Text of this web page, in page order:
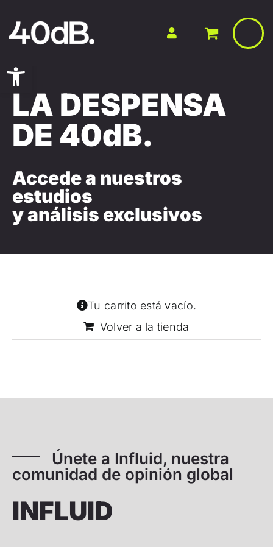
Abrir barra de herramientas
contenido
LA DESPENSA
DE 40dB.
Accede a nuestros
estudios
y análisis exclusivos
Tu carrito está vacío.
Volver a la tienda
Únete a Influid, nuestra
comunidad de opinión global
INFLUID